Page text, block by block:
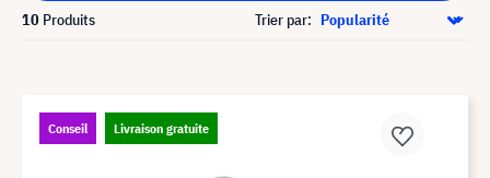
10 Produits Trier par:
Conseil Livraison gratuite